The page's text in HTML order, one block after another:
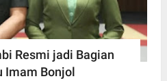
Resmi jadi Bagian
Imam Bonjol